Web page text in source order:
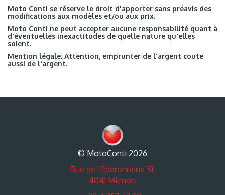
Moto Conti se réserve le droit d'apporter sans préavis des
modifications aux modèles et/ou aux prix.
Moto Conti ne peut accepter aucune responsabilité quant à
d'éventuelles inexactitudes de quelle nature qu'elles
soient.
Mention légale: Attention, emprunter de l'argent coute
aussi de l'argent.
© MotoConti 2026
Rue de l'Eperonnerie 51,
4041 Milmort